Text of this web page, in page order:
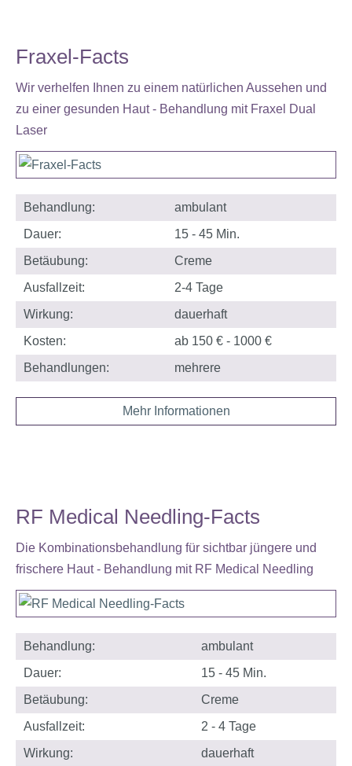
Fraxel-Facts
Wir verhelfen Ihnen zu einem natürlichen Aussehen und
zu einer gesunden Haut - Behandlung mit Fraxel Dual
Laser
Behandlung:
ambulant
Dauer:
15 - 45 Min.
Betäubung:
Creme
Ausfallzeit:
2-4 Tage
Wirkung:
dauerhaft
Kosten:
ab 150 € - 1000 €
Behandlungen:
mehrere
Mehr Informationen
RF Medical Needling-Facts
Die Kombinationsbehandlung für sichtbar jüngere und
frischere Haut - Behandlung mit RF Medical Needling
Behandlung:
ambulant
Dauer:
15 - 45 Min.
Betäubung:
Creme
Ausfallzeit:
2 - 4 Tage
Wirkung:
dauerhaft